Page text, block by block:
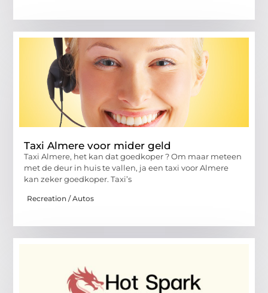
Taxi Almere voor mider geld
Taxi Almere, het kan dat goedkoper ? Om maar meteen
met de deur in huis te vallen, ja een taxi voor Almere
kan zeker goedkoper. Taxi’s
Recreation / Autos